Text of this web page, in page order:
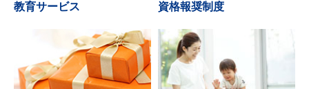
教育サービス 資格報奨制度